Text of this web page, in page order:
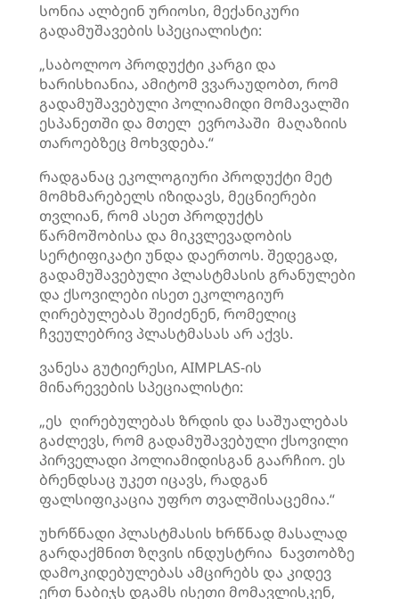
სონია ალბეინ ურიოსი, მექანიკური
გადამუშავების სპეციალისტი:
„საბოლოო პროდუქტი კარგი და
ხარისხიანია, ამიტომ ვვარაუდობთ, რომ
გადამუშავებული პოლიამიდი მომავალში
ესპანეთში და მთელ ევროპაში მაღაზიის
თაროებზეც მოხვდება.“
რადგანაც ეკოლოგიური პროდუქტი მეტ
მომხმარებელს იზიდავს, მეცნიერები
თვლიან, რომ ასეთ პროდუქტს
წარმოშობისა და მიკვლევადობის
სერტიფიკატი უნდა დაერთოს. შედეგად,
გადამუშავებული პლასტმასის გრანულები
და ქსოვილები ისეთ ეკოლოგიურ
ღირებულებას შეიძენენ, რომელიც
ჩვეულებრივ პლასტმასას არ აქვს.
ვანესა გუტიერესი, AIMPLAS-ის
მინარევების სპეციალისტი:
„ეს ღირებულებას ზრდის და საშუალებას
გაძლევს, რომ გადამუშავებული ქსოვილი
პირველადი პოლიამიდისგან გაარჩიო. ეს
ბრენდსაც უკეთ იცავს, რადგან
ფალსიფიკაცია უფრო თვალშისაცემია.“
უხრწნადი პლასტმასის ხრწნად მასალად
გარდაქმნით ზღვის ინდუსტრია ნავთობზე
დამოკიდებულებას ამცირებს და კიდევ
ერთ ნაბიჯს დგამს ისეთი მომავლისკენ,